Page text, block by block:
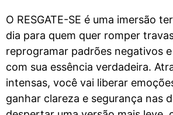
O RESGATE-SE é uma imersão
dia para quem quer romper
reprogramar padrões negativos
com sua essência verdadeira.
intensas, você vai liberar
ganhar clareza e segurança nas